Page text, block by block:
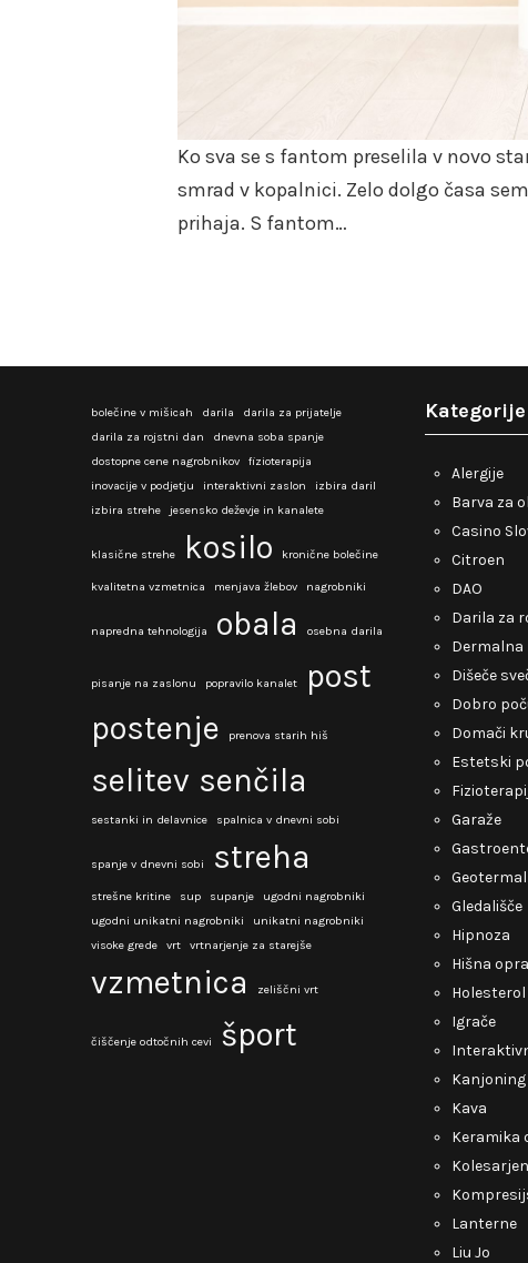
Ko sva se s fantom preselila v novo
smrad v kopalnici. Zelo dolgo časa
prihaja. S fantom…
bolečine v mišicah darila
darila za prijatelje
darila za rojstni dan
dnevna soba spanje
dostopne cene nagrobnikov
fizioterapija
inovacije v podjetju
interaktivni zaslon
izbira daril
izbira strehe
jesensko deževje in kanalete
klasične strehe kosilo kronične bolečine
kvalitetna vzmetnica menjava žlebov nagrobniki
napredna tehnologija obala osebna darila
pisanje na zaslonu popravilo kanalet
post
postenje
prenova starih hiš
selitev senčila
sestanki in delavnice spalnica v dnevni sobi
spanje v dnevni sobi streha
strešne kritine sup supanje
ugodni nagrobniki
ugodni unikatni nagrobniki
unikatni nagrobniki
visoke grede
vrt vrtnarjenje za starejše
vzmetnica zeliščni vrt
čiščenje odtočnih cevi šport
Kategorije
Alergije
Barva za
Casino
Citroen
DAO
Darila za
Dermalna
Dišeče
Dobro
Domači
Estetski
Garaže
Gledališče
Hipnoza
Hišna
Holesterol
Igrače
Kanjoning
Kava
Keramika
Lanterne
Liu Jo